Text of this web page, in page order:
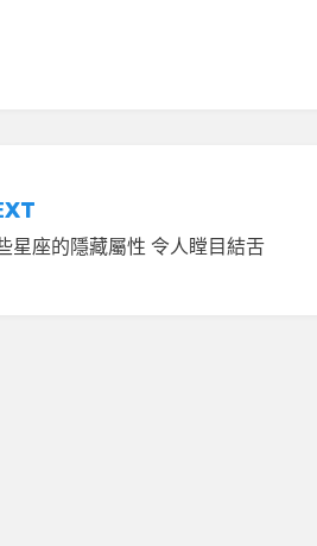
星座的隱藏屬性 令人瞠目結舌